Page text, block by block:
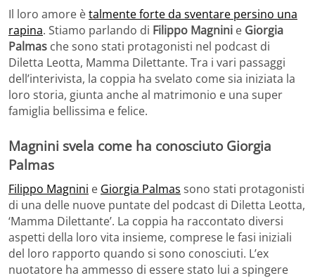
Il loro amore ètalmente forte da sventare persino una
rapina. Stiamo parlando di Filippo Magnini e Giorgia
Palmas che sono stati protagonisti nel podcast di
Diletta Leotta, Mamma Dilettante. Tra i vari passaggi
dell’interivista, la coppia ha svelato come sia iniziata la
loro storia, giunta anche al matrimonio e una super
famiglia bellissima e felice.
Magnini svela come ha conosciuto Giorgia
Palmas
Filippo Magnini e Giorgia Palmas sono stati protagonisti
di una delle nuove puntate del podcast di Diletta Leotta,
‘Mamma Dilettante’. La coppia ha raccontato diversi
aspetti della loro vita insieme, comprese le fasi iniziali
del loro rapporto quando si sono conosciuti. L’ex
nuotatore ha ammesso di essere stato lui a spingere